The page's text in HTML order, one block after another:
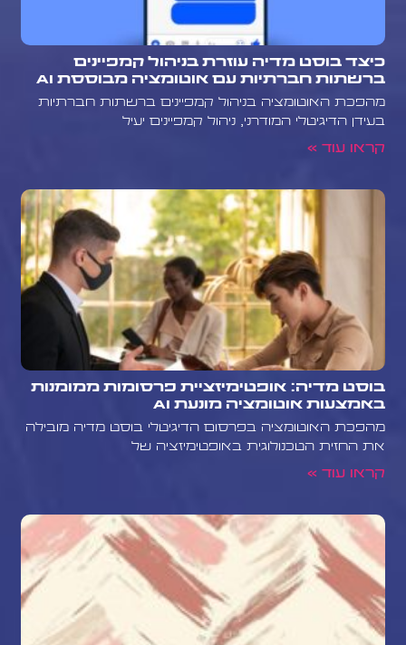
כיצד בוסט מדיה עוזרת בניהול קמפיינים
ברשתות חברתיות עם אוטומציה מבוססת AI
מהפכת האוטומציה בניהול קמפיינים ברשתות חברתיות
בעידן הדיגיטלי המודרני, ניהול קמפיינים יעיל
קראו עוד »
בוסט מדיה: אופטימיזציית פרסומות ממומנות
באמצעות אוטומציה מונעת AI
מהפכת האוטומציה בפרסום הדיגיטלי בוסט מדיה מובילה
את החזית הטכנולוגית באופטימיזציה של
קראו עוד »